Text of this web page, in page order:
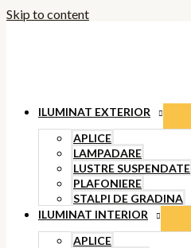
Skip to content
ILUMINAT EXTERIOR
APLICE
LAMPADARE
LUSTRE SUSPENDATE
PLAFONIERE
STALPI DE GRADINA
ILUMINAT INTERIOR
APLICE